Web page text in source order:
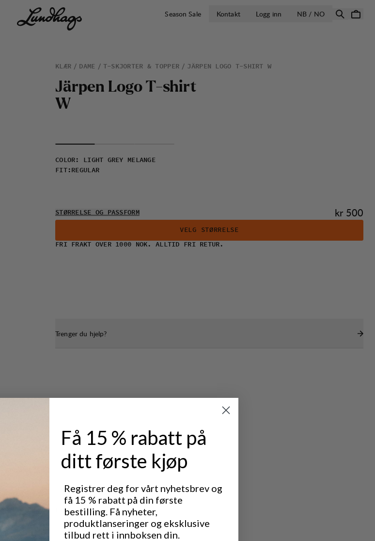
Season Sale Kontakt Logg inn NB / NOÅPNE VELG
KLÆR DAME T-SKJORTER & TOPPER JÄRPEN LOGO T-SHIRT W
Järpen Logo T-shirt
W
COLOR :
LIGHT GREY MELANGE
FIT: REGULAR
STØRRELSE OG PASSFORM Pris:
kr 500
VELG STØRRELSE
FRI FRAKT OVER 1000 NOK. ALLTID FRI RETUR.
Trenger du hjelp?
Utmerket for
OUTDOOR LIFE
Få 15 % rabatt på
ditt første kjøp
Registrer deg for vårt nyhetsbrev og
få 15 % rabatt på din første
bestilling. Få nyheter,
produktlanseringer og eksklusive
tilbud rett i innboksen din.